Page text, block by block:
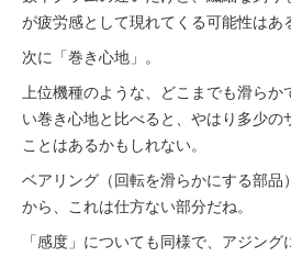
が疲労感として現れてくる可能性はあ
次に「巻き心地」。
上位機種のような、どこまでも滑ら
い巻き心地と比べると、やはり多少の
ことはあるかもしれない。
ベアリング（回転を滑らかにする部品
から、これは仕方ない部分だね。
「感度」についても同様で、アジン